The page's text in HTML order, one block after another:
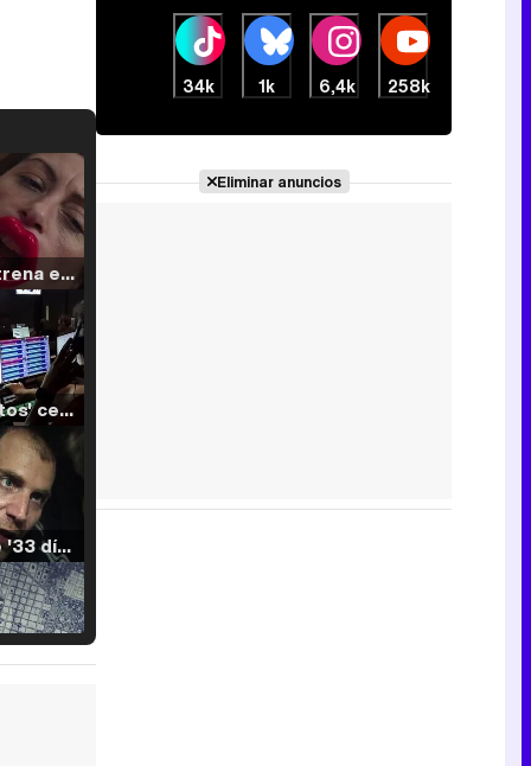
Filmin estrena el tráiler de 'Millennial Mal', su nueva comedia universitaria de la mano de Lorena Iglesias
'120 Minutos' celebra sus 2.000 programas en Telemadrid con un vídeo del día a día en la redacción
Tráiler de '33 días', la nueva serie de Atresplayer con Julián Villagrán y José Manuel Poga
34k 1k 6,4k 258k
Eliminar anuncios